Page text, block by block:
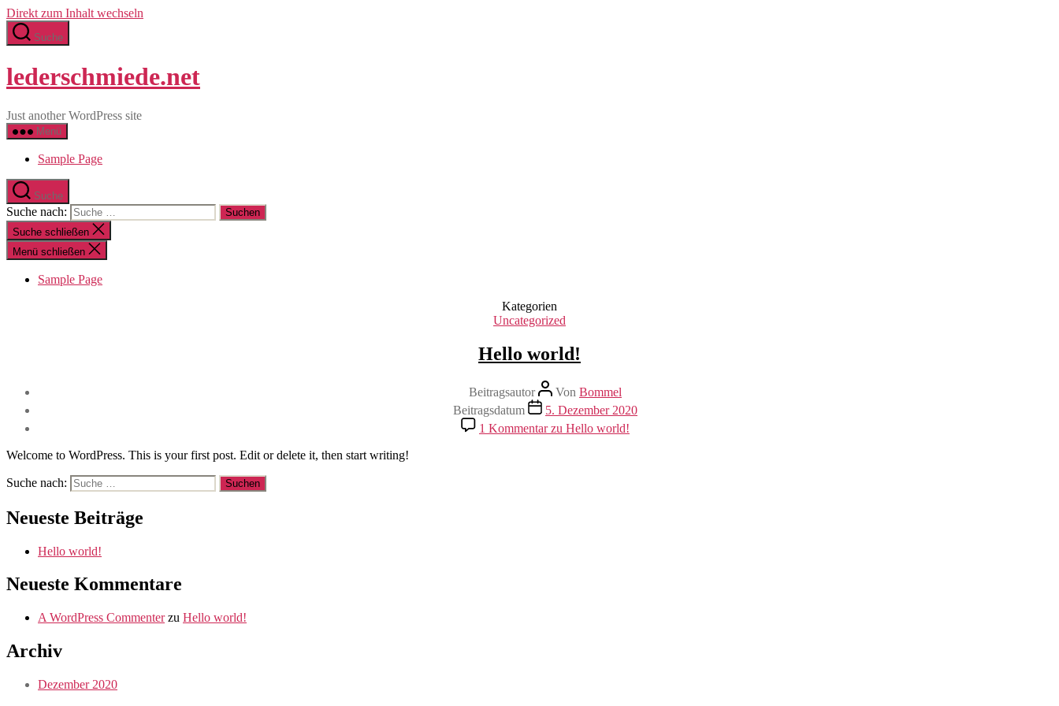
Direkt zum Inhalt wechseln
Suche
lederschmiede.net
Just another WordPress site
Menü
Sample Page
Suche
Suche nach:
Suche schließen
Menü schließen
Sample Page
Kategorien
Uncategorized
Hello world!
Beitragsautor Von Bommel
Beitragsdatum
5. Dezember 2020
1 Kommentarzu Hello world!
Welcome to WordPress. This is your first post. Edit or delete it, then start writing!
Suche nach:
Neueste Beiträge
Hello world!
Neueste Kommentare
A WordPress Commenterzu Hello world!
Archiv
Dezember 2020